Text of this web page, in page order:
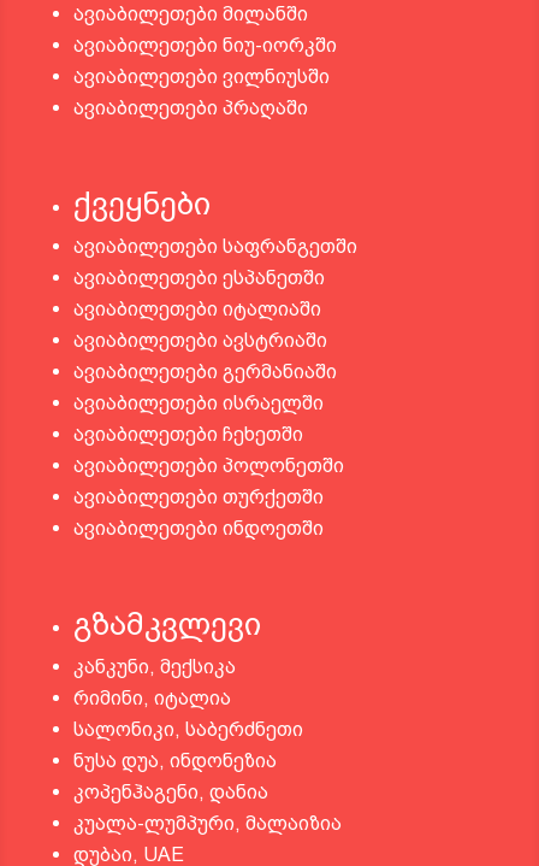
ავიაბილეთები მილანში
ავიაბილეთები ნიუ-იორკში
ავიაბილეთები ვილნიუსში
ავიაბილეთები პრაღაში
ქვეყნები
ავიაბილეთები საფრანგეთში
ავიაბილეთები ესპანეთში
ავიაბილეთები იტალიაში
ავიაბილეთები ავსტრიაში
ავიაბილეთები გერმანიაში
ავიაბილეთები ისრაელში
ავიაბილეთები ჩეხეთში
ავიაბილეთები პოლონეთში
ავიაბილეთები თურქეთში
ავიაბილეთები ინდოეთში
გზამკვლევი
კანკუნი, მექსიკა
რიმინი, იტალია
სალონიკი, საბერძნეთი
ნუსა დუა, ინდონეზია
კოპენჰაგენი, დანია
კუალა-ლუმპური, მალაიზია
დუბაი, UAE